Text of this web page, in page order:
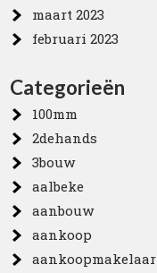
maart 2023
februari 2023
Categorieën
100mm
2dehands
3bouw
aalbeke
aanbouw
aankoop
aankoopmakelaar